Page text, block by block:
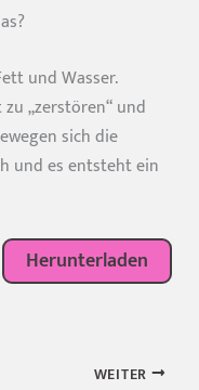
und Wasser.
„zerstören“ und
sich die
und es entsteht ein
Herunterladen
WEITER